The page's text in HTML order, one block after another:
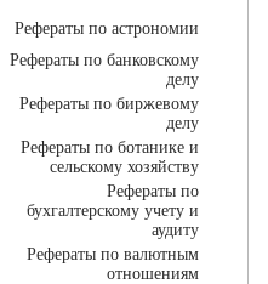
Рефераты по астрономии
Рефераты по банковскому
делу
Рефераты по биржевому
делу
Рефераты по ботанике и
сельскому хозяйству
Рефераты по
бухгалтерскому учету и
аудиту
Рефераты по валютным
отношениям